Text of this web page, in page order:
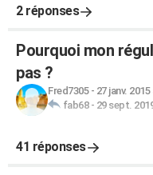
2 réponses
Pourquoi mon
pas ?
Fred7305- 27 janv. 2015
fab68- 29 sept.
41 réponses